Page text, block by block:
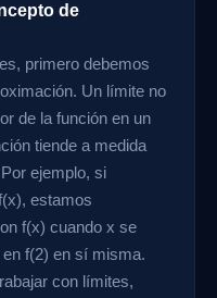
de
primero debemos
Un límite no
de la función en un
tiende a medida
ejemplo, si
estamos
f(x) cuando x se
f(2) en sí misma.
con límites,